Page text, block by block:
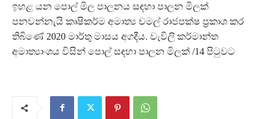
ඉහළ යන පොල් මිල පාලනය සඳහා පාලන මිලක්
පනවන්නැයි කෘෂිකර්ම අමාත්‍ය චමල් රාජපක්ෂ ප්‍රකාශ කර
තිබිණේ 2020 මාර්තු මාසය අගදීය. වැවිලි කර්මාන්ත
අමාත්‍යාංශය විසින් පොල් සඳහා පාලන මිලක් /14 පිටුවට